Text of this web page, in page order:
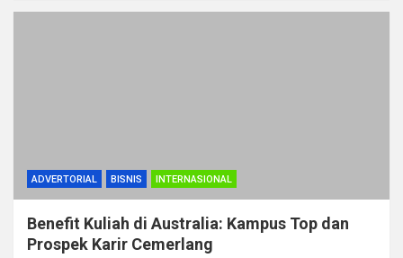
ADVERTORIAL BISNIS INTERNASIONAL
Benefit Kuliah di Australia: Kampus Top dan
Prospek Karir Cemerlang